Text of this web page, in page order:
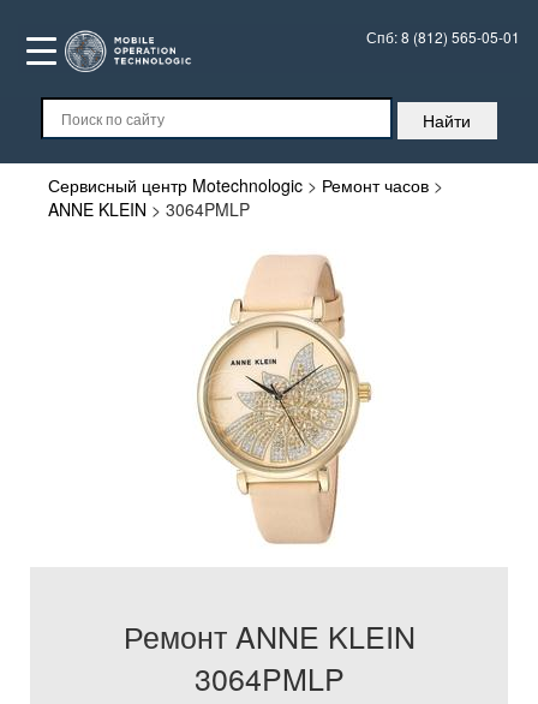
Спб:8 (812) 565-05-01
Сервисный центр Motechnologic > Ремонт часов >
ANNE KLEIN > 3064PMLP
Ремонт ANNE KLEIN
3064PMLP